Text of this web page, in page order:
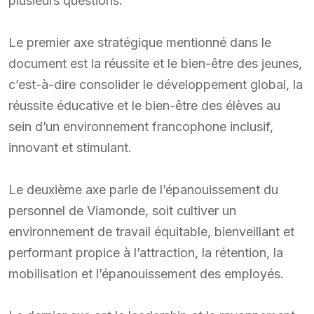
Le premier axe stratégique mentionné dans le
document est la réussite et le bien-être des jeunes,
c’est-à-dire consolider le développement global, la
réussite éducative et le bien-être des élèves au
sein d’un environnement francophone inclusif,
innovant et stimulant.
Le deuxième axe parle de l’épanouissement du
personnel de Viamonde, soit cultiver un
environnement de travail équitable, bienveillant et
performant propice à l’attraction, la rétention, la
mobilisation et l’épanouissement des employés.